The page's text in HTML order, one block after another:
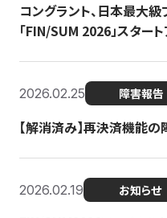
コングラント、日本最大級
「FIN/SUM 2026」スター
2026.02.25 障害報告
【解消済み】再決済機能
2026.02.19 お知らせ